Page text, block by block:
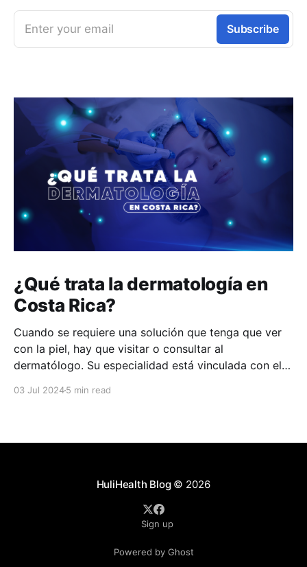
Enter your email Subscribe
¿Qué trata la dermatología en
Costa Rica?
Cuando se requiere una solución que tenga que ver
con la piel, hay que visitar o consultar al
dermatólogo. Su especialidad está vinculada con el
03 Jul 20245 min read
HuliHealth Blog© 2026
Sign up
Powered by Ghost